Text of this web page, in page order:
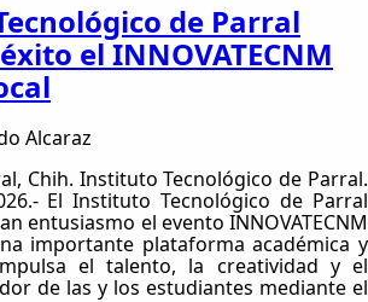
de Parral
el INNOVATECNM
Alcaraz
Chih. Instituto Tecnológico de Parral.
El Instituto Tecnológico de Parral
entusiasmo el evento INNOVATECNM
importante plataforma académica y
el talento, la creatividad y el
de las y los estudiantes mediante el